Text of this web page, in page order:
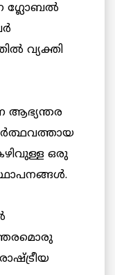
ഗ്ലോബല്‍
വ്യക്തി
ആഭ്യന്തര
ഒരു